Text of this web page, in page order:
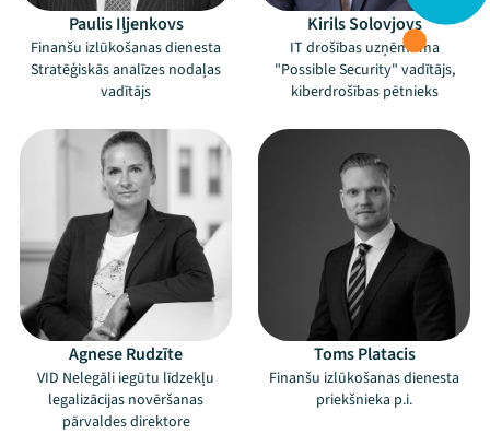
Paulis Iļjenkovs
Finanšu izlūkošanas dienesta
Stratēģiskās analīzes nodaļas
vadītājs
Kirils Solovjovs
IT drošības uzņēmuma
"Possible Security" vadītājs,
kiberdrošības pētnieks
Agnese Rudzīte
VID Nelegāli iegūtu līdzekļu
legalizācijas novēršanas
pārvaldes direktore
Toms Platacis
Finanšu izlūkošanas dienesta
priekšnieka p.i.